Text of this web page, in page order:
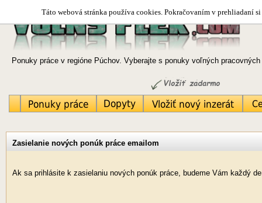
Táto webová stránka používa cookies. Pokračovaním v prehliadaní
Ponuky práce v regióne Púchov. Vyberajte s ponuky voľných
Zasielanie nových ponúk práce emailom
Ak sa prihlásite k zasielaniu nových ponúk práce, budeme Vám každý